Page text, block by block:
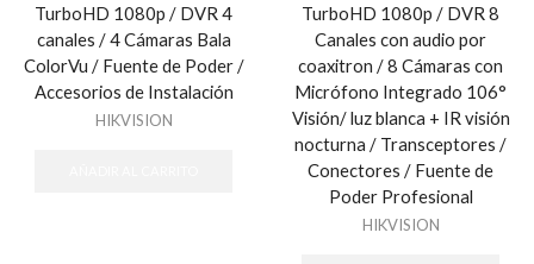
TurboHD 1080p / DVR 4
canales / 4 Cámaras Bala
ColorVu / Fuente de Poder /
Accesorios de Instalación
HIKVISION
TurboHD 1080p / DVR 8
Canales con audio por
coaxitron / 8 Cámaras con
Micrófono Integrado 106°
Visión/ luz blanca + IR visión
nocturna / Transceptores /
Conectores / Fuente de
Poder Profesional
HIKVISION